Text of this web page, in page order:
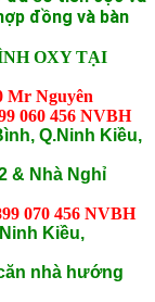
đồng và bàn
OXY TẠI
Mr Nguyên
060 456 NVBH
Q.Ninh Kiều,
& Nhà Nghỉ
070 456 NVBH
Kiều,
nhà hướng